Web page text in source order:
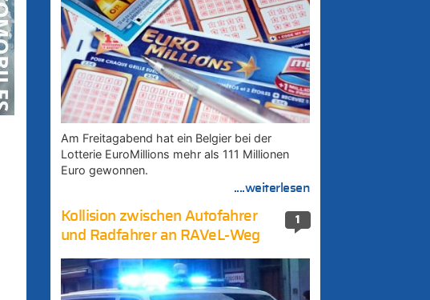
Am Freitagabend hat ein Belgier bei der
Lotterie EuroMillions mehr als 111 Millionen
Euro gewonnen.
....weiterlesen
1
Kollision zwischen Autofahrer
und Radfahrer an RAVeL-Weg